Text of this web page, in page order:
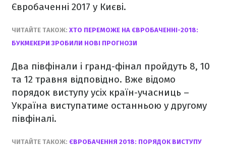
Євробаченні 2017 у Києві.
ЧИТАЙТЕ ТАКОЖ: ХТО ПЕРЕМОЖЕ НА ЄВРОБАЧЕННІ-2018:
БУКМЕКЕРИ ЗРОБИЛИ НОВІ ПРОГНОЗИ
Два півфінали і гранд-фінал пройдуть 8, 10
та 12 травня відповідно. Вже відомо
порядок виступу усіх країн-учасниць –
Україна виступатиме останньою у другому
півфіналі.
ЧИТАЙТЕ ТАКОЖ: ЄВРОБАЧЕННЯ 2018: ПОРЯДОК ВИСТУПУ